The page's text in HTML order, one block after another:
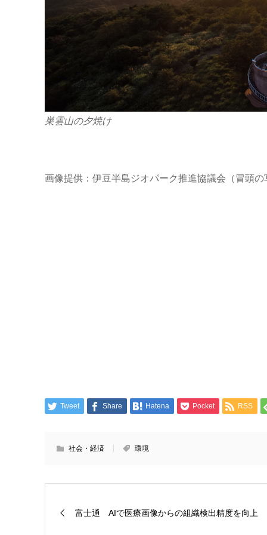
巣雲山の夕焼け
画像提供：伊豆半島ジオパーク推進協議会（冒頭
Tweet Share Hatena Pocket RSS
社会・経済 環境
富士通 AIで医療画像からの組織検出精度を向上